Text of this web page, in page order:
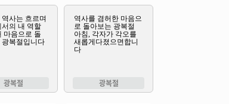
광복절 광복절